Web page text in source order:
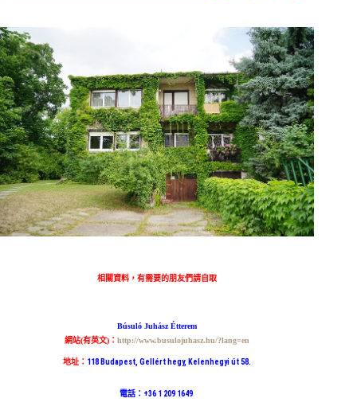
相關資料，有需要的朋友們請自取
Búsuló Juhász Étterem
網站(有英文)：http://www.busulojuhasz.hu/?lang=en
地址： 118 Budapest, Gellért hegy, Kelenhegyi út 58.
電話：+36 1 209 1649